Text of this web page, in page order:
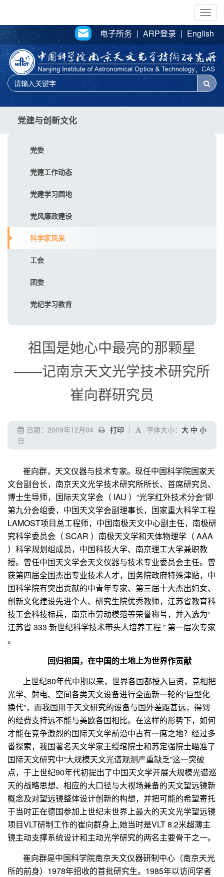
电子所务 | ARP登录 | English
党建与创新文化
党委
党建工作动态
党建学习园地
党风廉政建设
科学家风采
工会
团委
党纪学习教育
祖国是她心中最亮的那颗星
——记南京天文光学技术研究所
崔向群研究员
打印 ｜ 字体大小： 大 中 小
日期：2009年12月04
日
崔向群，天文仪器与技术专家。现任中国科学院国家天
文台副台长，南京天文光学技术研究所所长、首席研究员、
博士生导师，国际天文学会（ IAU ）“光学红外技术分会”即
第九分会组委，中国天文学会副理事长，国家重大科学工程
LAMOST项目总工程师，中国南极天文中心副主任，南极研
究科学委员会（ SCAR ）南极天文学和天体物理学（ AAA
）科学规划组成员，中国科技大学、南京理工大学兼职教
授。曾任中国天文学会天文仪器与技术专业委员会主任。曾
获第四届全国杰出专业技术人才，国务院政府特殊津贴，中
国科学院有突出贡献的中青年专家、第三届十大杰出妇女、
创新文化建设先进个人、研究生院优秀教师，江苏省教育科
技工会科技标兵，南京市劳动模范等荣誉称号，并入选为“
江苏省 333 新世纪科学技术带头人培养工程 ” 第一层次专家
。
回归祖国，在中国的土地上为世界作贡献
上世纪80年代中期以来，世界各国都投入巨资，竞相把
光学、射电、空间各类天文设备进行全面新一轮的“巨型化
换代”，而我国用于天文研究的设备与国外差距甚远，得到
的经费支持远不能与美欧各国相比。在这样的形势下，如何
才能在竞争激烈的国际天文学前沿中占有一席之地？经过多
番探索，我国著名天文学家王绶琯院士和苏定强院士瞄准了
国际天文研究中“大规模天文光谱观测严重缺乏”这一突破
点，于上世纪90年代初提出了中国天文学开展大规模光谱巡
天的战略思想、相应的大口径与大视场兼备的天文望远镜新
概念及对望远镜整体设计创新的构想，并把可能的希望寄托
于当时正在德国参加上世纪末世界上最大的天文光学望远镜
项目VLT研制工作的崔向群身上,她当时是VLT 8.2米超薄主
镜主动支撑系统设计和主动光学研究的两名主要骨干之一。
崔向群是中国科学院南京天文仪器研制中心（南京天光
所的前身） 1978年招收的首批研究生。 1985年以访问学者